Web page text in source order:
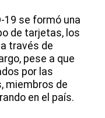
19 se formó una
de tarjetas, los
través de
pese a que
por las
miembros de
en el país.